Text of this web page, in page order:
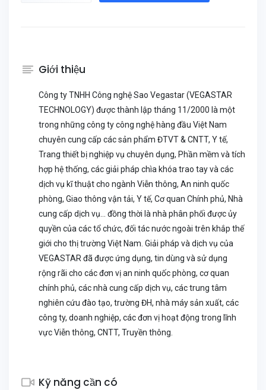
Giới thiệu
Công ty TNHH Công nghệ Sao Vegastar (VEGASTAR
TECHNOLOGY) được thành lập tháng 11/2000 là một
trong những công ty công nghệ hàng đầu Việt Nam
chuyên cung cấp các sản phẩm ĐTVT & CNTT, Y tế,
Trang thiết bị nghiệp vụ chuyên dụng, Phần mềm và tích
hợp hệ thống, các giải pháp chìa khóa trao tay và các
dịch vụ kĩ thuật cho ngành Viễn thông, An ninh quốc
phòng, Giao thông vận tải, Y tế, Cơ quan Chính phủ, Nhà
cung cấp dịch vụ… đồng thời là nhà phân phối được ủy
quyền của các tổ chức, đối tác nước ngoài trên khắp thế
giới cho thị trường Việt Nam. Giải pháp và dịch vụ của
VEGASTAR đã được ứng dụng, tin dùng và sử dụng
rộng rãi cho các đơn vị an ninh quốc phòng, cơ quan
chính phủ, các nhà cung cấp dịch vụ, các trung tâm
nghiên cứu đào tạo, trường ĐH, nhà máy sản xuất, các
công ty, doanh nghiệp, các đơn vị hoạt động trong lĩnh
vực Viễn thông, CNTT, Truyền thông.
Kỹ năng cần có